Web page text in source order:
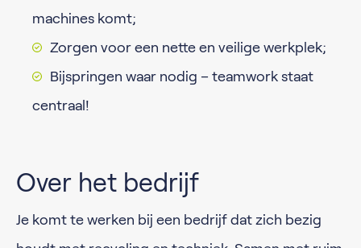
machines komt;
Zorgen voor een nette en veilige werkplek;
Bijspringen waar nodig – teamwork staat
centraal!
Over het bedrijf
Je komt te werken bij een bedrijf dat zich bezig